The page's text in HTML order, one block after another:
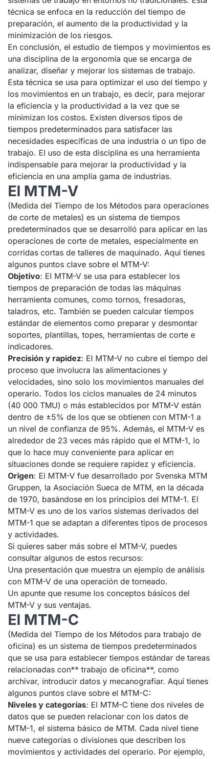
técnica se enfoca en la reducción del tiempo de
preparación, el aumento de la productividad y la
minimización de los riesgos.
En conclusión, el estudio de tiempos y movimientos es
una disciplina de la ergonomía que se encarga de
analizar, diseñar y mejorar los sistemas de trabajo.
Esta técnica se usa para optimizar el uso del tiempo y
los movimientos en un trabajo, es decir, para mejorar
la eficiencia y la productividad a la vez que se
minimizan los costos. Existen diversos tipos de
tiempos predeterminados para satisfacer las
necesidades específicas de una industria o un tipo de
trabajo. El uso de esta disciplina es una herramienta
indispensable para mejorar la productividad y la
eficiencia en una amplia gama de industrias.
El MTM-V
(Medida del Tiempo de los Métodos para operaciones
de corte de metales) es un sistema de tiempos
predeterminados que se desarrolló para aplicar en las
operaciones de corte de metales, especialmente en
corridas cortas de talleres de maquinado. Aquí tienes
algunos puntos clave sobre el MTM-V:
Objetivo: El MTM-V se usa para establecer los
tiempos de preparación de todas las máquinas
herramienta comunes, como tornos, fresadoras,
taladros, etc. También se pueden calcular tiempos
estándar de elementos como preparar y desmontar
soportes, plantillas, topes, herramientas de corte e
indicadores.
Precisión y rapidez: El MTM-V no cubre el tiempo del
proceso que involucra las alimentaciones y
velocidades, sino solo los movimientos manuales del
operario. Todos los ciclos manuales de 24 minutos
(40 000 TMU) o más establecidos por MTM-V están
dentro de ±5% de los que se obtienen con MTM-1 a
un nivel de confianza de 95%. Además, el MTM-V es
alrededor de 23 veces más rápido que el MTM-1, lo
que lo hace muy conveniente para aplicar en
situaciones donde se requiere rapidez y eficiencia.
Origen: El MTM-V fue desarrollado por Svenska MTM
Gruppen, la Asociación Sueca de MTM, en la década
de 1970, basándose en los principios del MTM-1. El
MTM-V es uno de los varios sistemas derivados del
MTM-1 que se adaptan a diferentes tipos de procesos
y actividades.
Si quieres saber más sobre el MTM-V, puedes
consultar algunos de estos recursos:
Una presentación que muestra un ejemplo de análisis
con MTM-V de una operación de torneado.
Un apunte que resume los conceptos básicos del
MTM-V y sus ventajas.
El MTM-C
(Medida del Tiempo de los Métodos para trabajo de
oficina) es un sistema de tiempos predeterminados
que se usa para establecer tiempos estándar de tareas
relacionadas con** trabajo de oficina**, como
archivar, introducir datos y mecanografiar. Aquí tienes
algunos puntos clave sobre el MTM-C:
Niveles y categorías: El MTM-C tiene dos niveles de
datos que se pueden relacionar con los datos de
MTM-1, el sistema básico de MTM. Cada nivel tiene
nueve categorías o divisiones que describen los
movimientos y actividades del operario. Por ejemplo,